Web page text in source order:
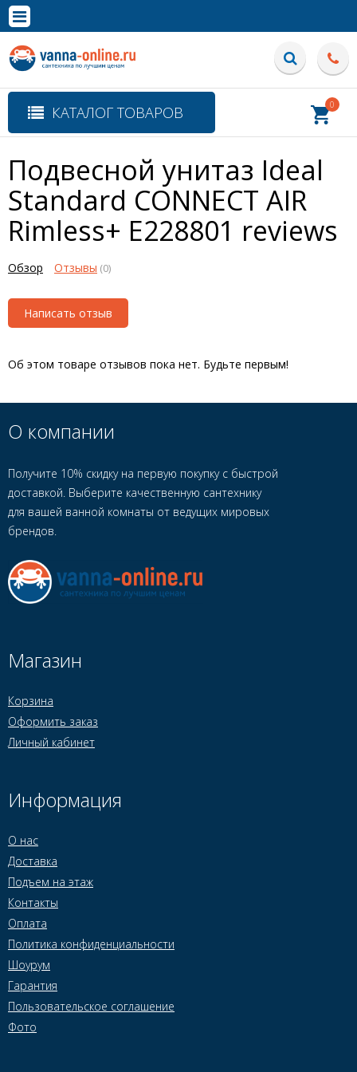
Полная версия сайта
КАТАЛОГ ТОВАРОВ 0
Подвесной унитаз Ideal
Standard CONNECT AIR
Rimless+ E228801 reviews
Обзор Отзывы (0)
Написать отзыв
Об этом товаре отзывов пока нет. Будьте первым!
О компании
Получите 10% скидку на первую покупку с быстрой
доставкой. Выберите качественную сантехнику
для вашей ванной комнаты от ведущих мировых
брендов.
Магазин
Корзина
Оформить заказ
Личный кабинет
Информация
О нас
Доставка
Подъем на этаж
Контакты
Оплата
Политика конфиденциальности
Шоурум
Гарантия
Пользовательское соглашение
Фото